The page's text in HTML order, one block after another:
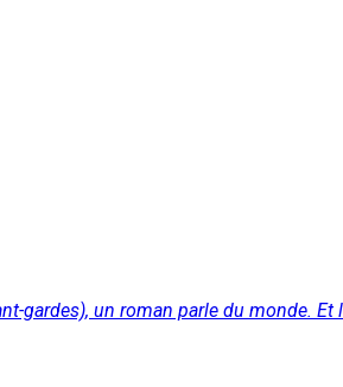
gardes), un roman parle du monde. Et